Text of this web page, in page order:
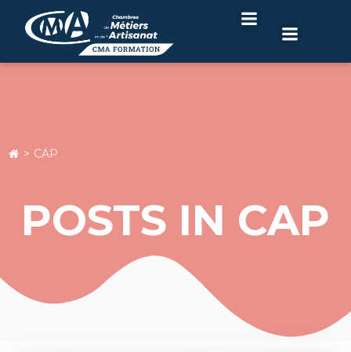
CAP
POSTS IN CAP